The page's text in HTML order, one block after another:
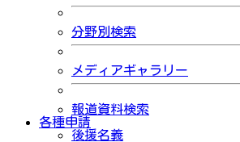
分野別検索
メディアギャラリー
報道資料検索
各種申請
後援名義